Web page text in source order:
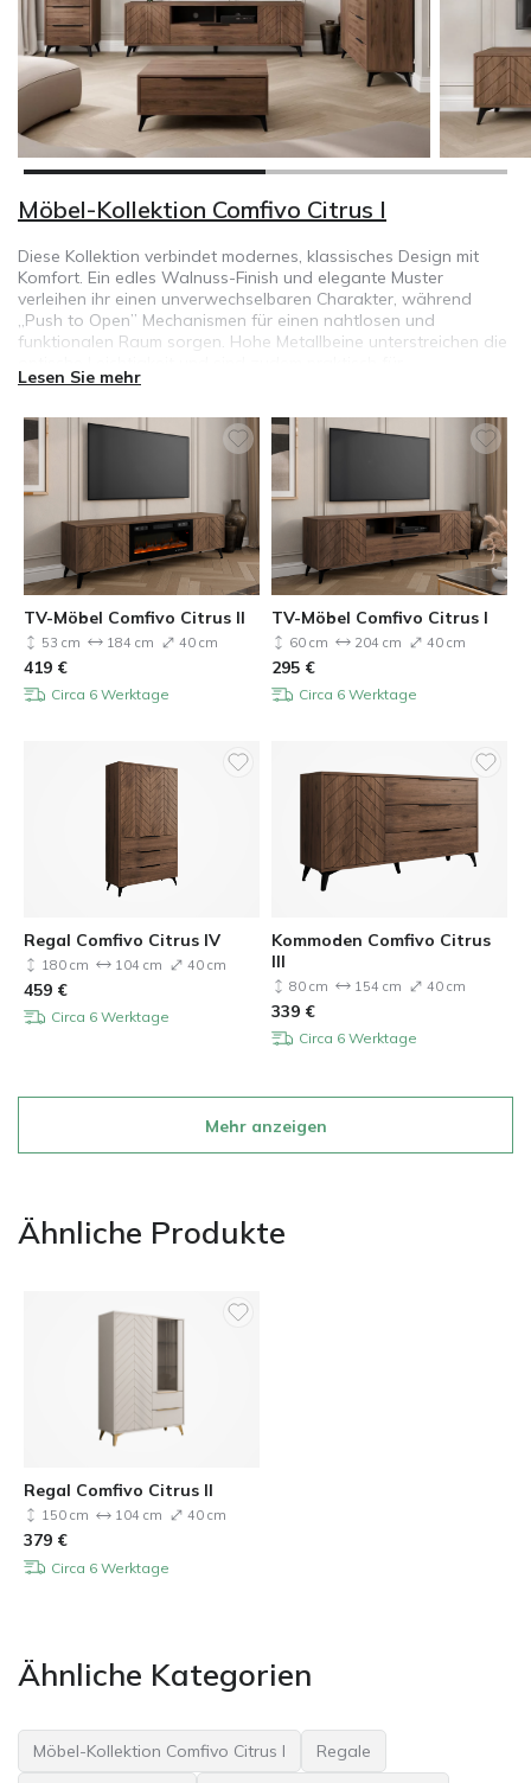
Möbel-Kollektion Comfivo Citrus I
Diese Kollektion verbindet modernes, klassisches Design mit
Komfort. Ein edles Walnuss-Finish und elegante Muster
verleihen ihr einen unverwechselbaren Charakter, während
„Push to Open” Mechanismen für einen nahtlosen und
funktionalen Raum sorgen. Hohe Metallbeine unterstreichen die
Staubsaugerroboter. Diese Kollektion verleiht jedem Interieur
Atmosphäre.
Lesen Sie mehr
TV-Möbel Comfivo Citrus II
53 cm 184 cm 40 cm
419 €
Circa 6 Werktage
TV-Möbel Comfivo Citrus I
60 cm 204 cm 40 cm
295 €
Circa 6 Werktage
Regal Comfivo Citrus IV
180 cm 104 cm 40 cm
459 €
Circa 6 Werktage
Kommoden Comfivo Citrus
III
80 cm 154 cm 40 cm
339 €
Circa 6 Werktage
Mehr anzeigen
Ähnliche Produkte
Regal Comfivo Citrus II
150 cm 104 cm 40 cm
379 €
Circa 6 Werktage
Ähnliche Kategorien
Möbel-Kollektion Comfivo Citrus I Regale